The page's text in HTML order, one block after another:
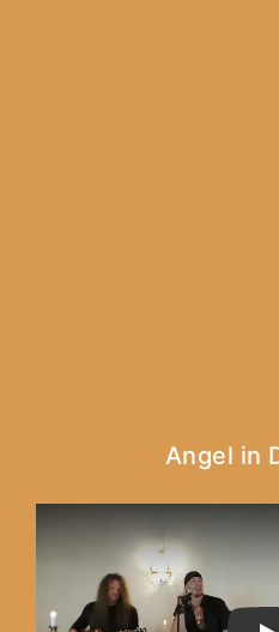
Angel in